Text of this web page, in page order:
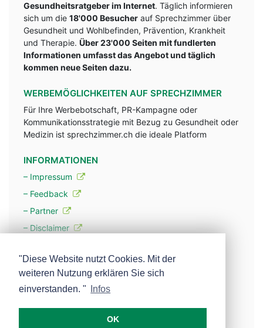
Gesundheitsratgeber im Internet. Täglich informieren
sich um die 18'000 Besucher auf Sprechzimmer über
Gesundheit und Wohlbefinden, Prävention, Krankheit
und Therapie. Über 23'000 Seiten mit fundlerten
Informationen umfasst das Angebot und täglich
kommen neue Seiten dazu.
WERBEMÖGLICHKEITEN AUF SPRECHZIMMER
Für Ihre Werbebotschaft, PR-Kampagne oder
Kommunikationsstrategie mit Bezug zu Gesundheit oder
Medizin ist sprechzimmer.ch die ideale Platform
INFORMATIONEN
– Impressum
– Feedback
– Partner
– Disclaimer
– Werbung
– Mehr über unsere Experten
"Diese Website nutzt Cookies. Mit der
weiteren Nutzung erklären Sie sich
einverstanden. "
Infos
OK